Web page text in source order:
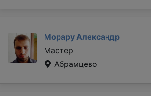
Морару Александр
Мастер
Абрамцево